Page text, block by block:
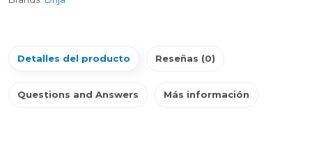
Detalles del producto Reseñas (0)
Questions and Answers Más información